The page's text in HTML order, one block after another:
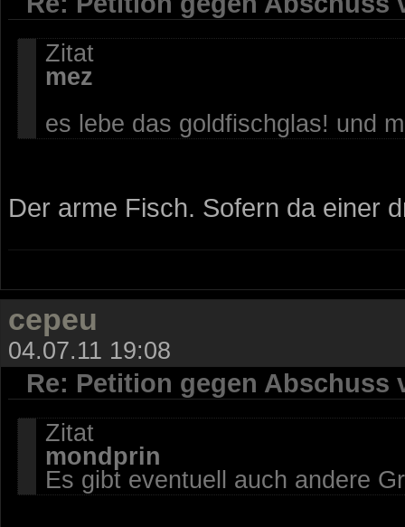
Zitat
mez
es lebe das goldfischglas! und
Der arme Fisch. Sofern da einer
cepeu
04.07.11 19:08
Re: Petition gegen Abschuss
Zitat
mondprin
Es gibt eventuell auch andere